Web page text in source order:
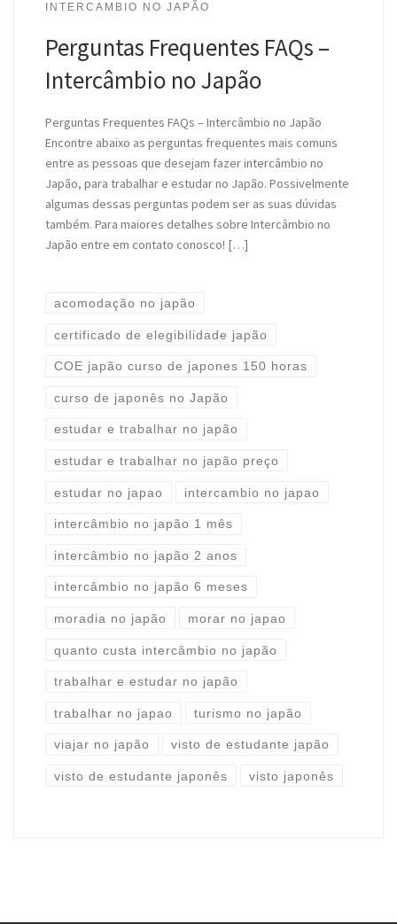
INTERCAMBIO NO JAPÃO
Perguntas Frequentes FAQs –
Intercâmbio no Japão
Perguntas Frequentes FAQs – Intercâmbio no Japão
Encontre abaixo as perguntas frequentes mais comuns
entre as pessoas que desejam fazer intercâmbio no
Japão, para trabalhar e estudar no Japão. Possivelmente
algumas dessas perguntas podem ser as suas dúvidas
também. Para maiores detalhes sobre Intercâmbio no
Japão entre em contato conosco! […]
acomodação no japão
certificado de elegibilidade japão
COE japão curso de japones 150 horas
curso de japonês no Japão
estudar e trabalhar no japão
estudar e trabalhar no japão preço
estudar no japao intercambio no japao
intercâmbio no japão 1 mês
intercâmbio no japão 2 anos
intercâmbio no japão 6 meses
moradia no japão morar no japao
quanto custa intercâmbio no japão
trabalhar e estudar no japão
trabalhar no japao turismo no japão
viajar no japão visto de estudante japão
visto de estudante japonês visto japonês